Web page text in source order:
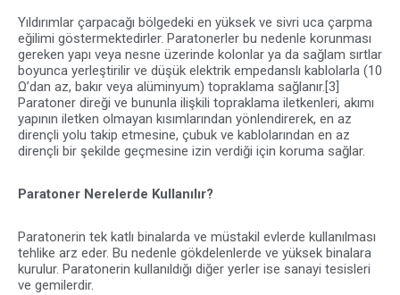
Yıldırımlar çarpacağı bölgedeki en yüksek ve sivri uca çarpma
eğilimi göstermektedirler. Paratonerler bu nedenle korunması
gereken yapı veya nesne üzerinde kolonlar ya da sağlam sırtlar
boyunca yerleştirilir ve düşük elektrik empedanslı kablolarla (10
Ω’dan az, bakır veya alüminyum) topraklama sağlanır.[3]
Paratoner direği ve bununla ilişkili topraklama iletkenleri, akımı
yapının iletken olmayan kısımlarından yönlendirerek, en az
dirençli yolu takip etmesine, çubuk ve kablolarından en az
dirençli bir şekilde geçmesine izin verdiği için koruma sağlar.
Paratoner Nerelerde Kullanılır?
Paratonerin tek katlı binalarda ve müstakil evlerde kullanılması
tehlike arz eder. Bu nedenle gökdelenlerde ve yüksek binalara
kurulur. Paratonerin kullanıldığı diğer yerler ise sanayi tesisleri
ve gemilerdir.